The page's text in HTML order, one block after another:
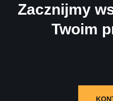
Zacznijmy
Twoim